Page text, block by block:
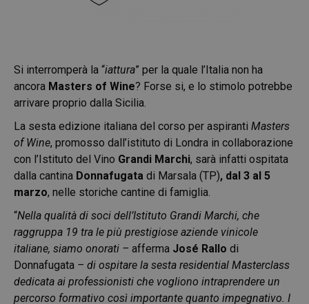
Si interromperà la “iattura” per la quale l’Italia non ha
ancora Masters of Wine? Forse si, e lo stimolo potrebbe
arrivare proprio dalla Sicilia.
La sesta edizione italiana del corso per aspiranti Masters
of Wine, promosso dall’istituto di Londra in collaborazione
con l’Istituto del Vino Grandi Marchi, sarà infatti ospitata
dalla cantina Donnafugata di Marsala (TP), dal 3 al 5
marzo, nelle storiche cantine di famiglia.
“Nella qualità di soci dell’Istituto Grandi Marchi, che
raggruppa 19 tra le più prestigiose aziende vinicole
italiane, siamo onorati – afferma José Rallo di
Donnafugata – di ospitare la sesta residential Masterclass
dedicata ai professionisti che vogliono intraprendere un
percorso formativo così importante quanto impegnativo. I